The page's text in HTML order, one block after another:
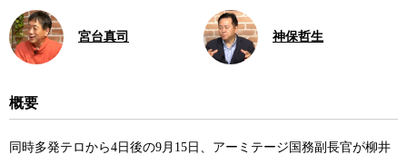
宮台真司 神保哲生
概要
同時多発テロから4日後の9月15日、アーミテージ国務副長官が柳井